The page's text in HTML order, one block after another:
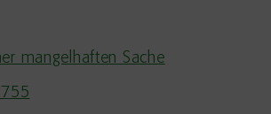
mangelhaften Sache